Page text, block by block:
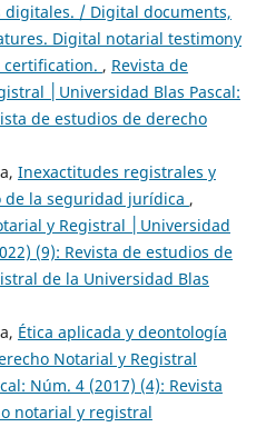
/ Digital documents,
Digital notarial testimony
, Revista de
│Universidad Blas Pascal:
de estudios de derecho
Inexactitudes registrales y
de la seguridad jurídica ,
y Registral │Universidad
(9): Revista de estudios de
de la Universidad Blas
Ética aplicada y deontología
Notarial y Registral
Núm. 4 (2017) (4): Revista
notarial y registral